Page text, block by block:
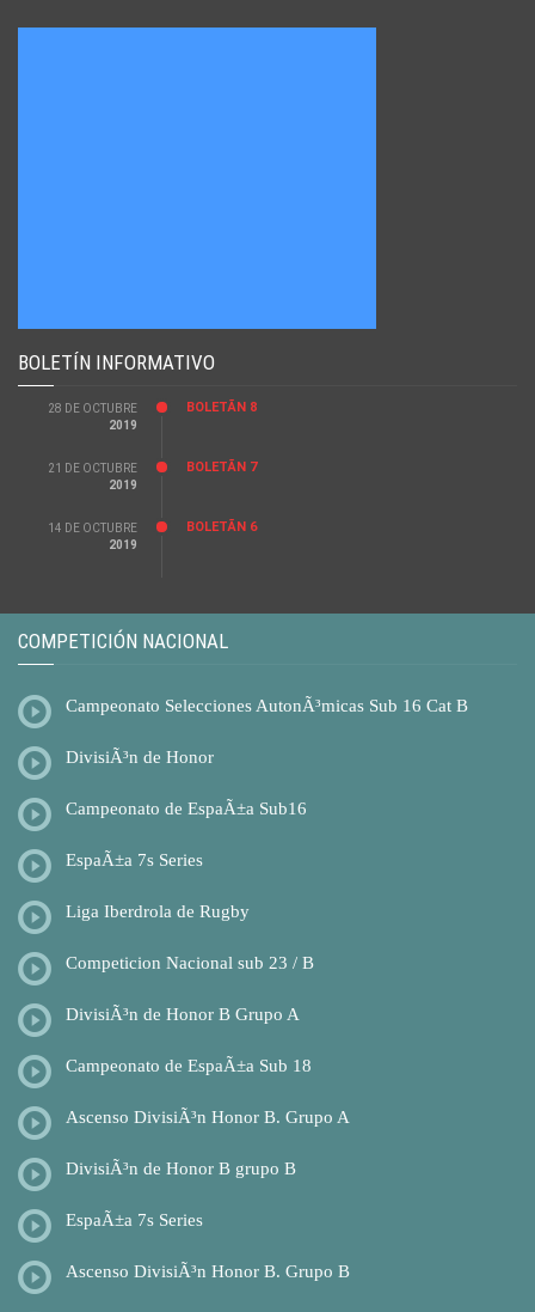
BOLETÍN INFORMATIVO
28 DE OCTUBRE
2019
BOLETÃ­N 8
21 DE OCTUBRE
2019
BOLETÃ­N 7
14 DE OCTUBRE
2019
BOLETÃ­N 6
COMPETICIÓN NACIONAL
Campeonato Selecciones AutonÃ³micas Sub 16 Cat B
DivisiÃ³n de Honor
Campeonato de EspaÃ±a Sub16
EspaÃ±a 7s Series
Liga Iberdrola de Rugby
Competicion Nacional sub 23 / B
DivisiÃ³n de Honor B Grupo A
Campeonato de EspaÃ±a Sub 18
Ascenso DivisiÃ³n Honor B. Grupo A
DivisiÃ³n de Honor B grupo B
EspaÃ±a 7s Series
Ascenso DivisiÃ³n Honor B. Grupo B